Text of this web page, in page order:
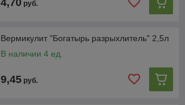
руб.
Вермикулит "Богатырь разрыхлитель" 2,5л
В наличии 4 ед.
9,45 руб.